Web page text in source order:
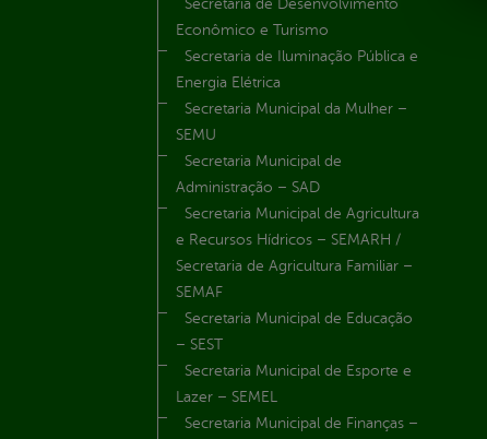
Secretaria de Desenvolvimento
Econômico e Turismo
Secretaria de Iluminação Pública e
Energia Elétrica
Secretaria Municipal da Mulher –
SEMU
Secretaria Municipal de
Administração – SAD
Secretaria Municipal de Agricultura
e Recursos Hídricos – SEMARH /
Secretaria de Agricultura Familiar –
SEMAF
Secretaria Municipal de Educação
– SEST
Secretaria Municipal de Esporte e
Lazer – SEMEL
Secretaria Municipal de Finanças –